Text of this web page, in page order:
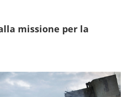
missione per la